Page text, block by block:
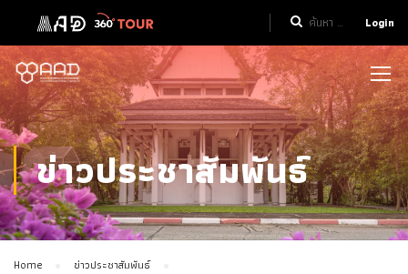
Login
ข่าวประชาสัมพันธ์
Home
ข่าวประชาสัมพันธ์